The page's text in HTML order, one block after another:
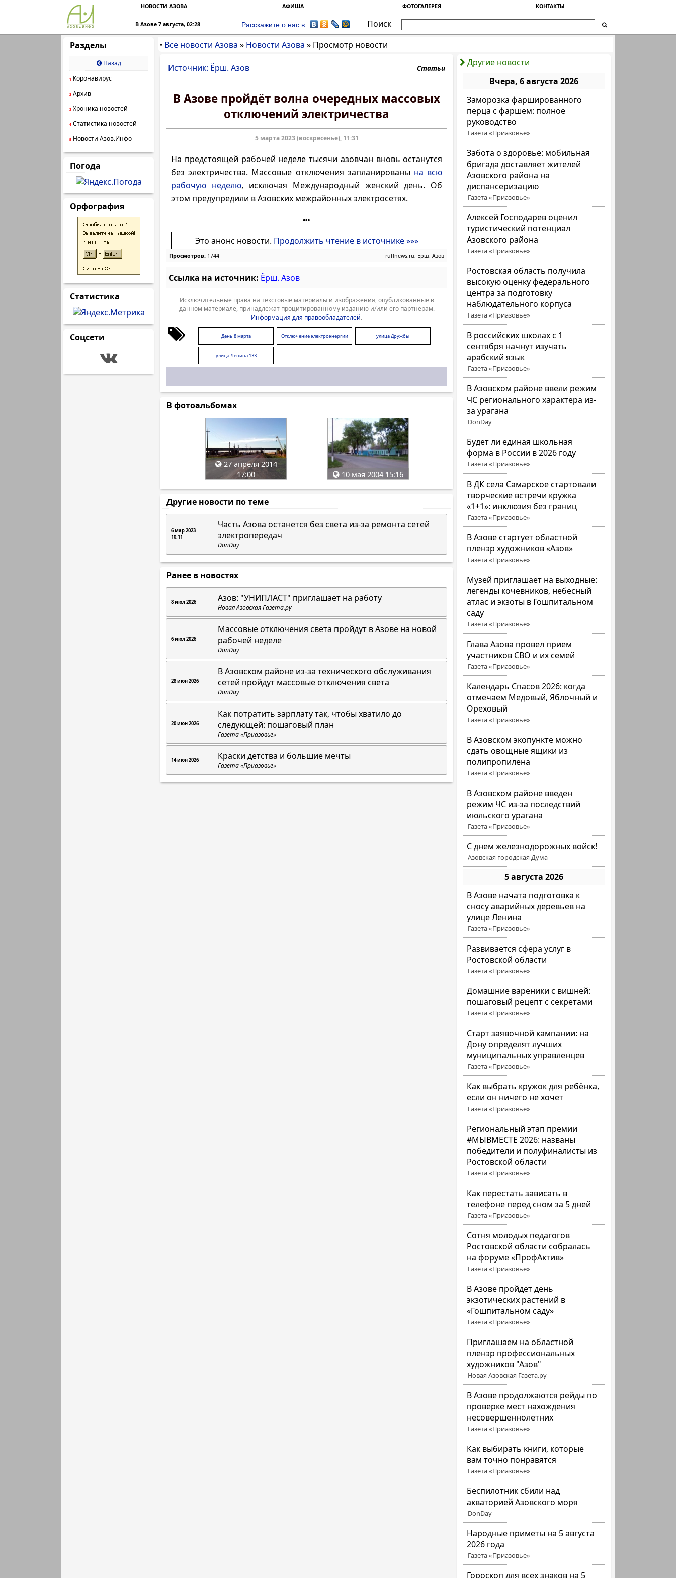
НОВОСТИ АЗОВА АФИША ФОТОГАЛЕРЕЯ КОНТАКТЫ
В Азове 7 августа, 02:28 Расскажите о нас в
Поиск
Разделы
Назад
1 Коронавирус
2 Архив
3 Хроника новостей
4 Статистика новостей
5 Новости Азов.Инфо
Погода
Орфография
Статистика
Соцсети
• Все новости Азова » Новости Азова » Просмотр новости
Другие новости
Вчера, 6 августа 2026
Заморозка фаршированного
перца с фаршем: полное
руководство
Газета «Приазовье»
Забота о здоровье: мобильная
бригада доставляет жителей
Азовского района на
диспансеризацию
Газета «Приазовье»
Алексей Господарев оценил
туристический потенциал
Азовского района
Газета «Приазовье»
Ростовская область получила
высокую оценку федерального
центра за подготовку
наблюдательного корпуса
Газета «Приазовье»
В российских школах с 1
сентября начнут изучать
арабский язык
Газета «Приазовье»
В Азовском районе ввели режим
ЧС регионального характера из-
за урагана
DonDay
Будет ли единая школьная
форма в России в 2026 году
Газета «Приазовье»
В ДК села Самарское стартовали
творческие встречи кружка
«1+1»: инклюзия без границ
Газета «Приазовье»
В Азове стартует областной
пленэр художников «Азов»
Газета «Приазовье»
Музей приглашает на выходные:
легенды кочевников, небесный
атлас и экзоты в Гошпитальном
саду
Газета «Приазовье»
Глава Азова провел прием
участников СВО и их семей
Газета «Приазовье»
Календарь Спасов 2026: когда
отмечаем Медовый, Яблочный и
Ореховый
Газета «Приазовье»
В Азовском экопункте можно
сдать овощные ящики из
полипропилена
Газета «Приазовье»
В Азовском районе введен
режим ЧС из-за последствий
июльского урагана
Газета «Приазовье»
С днем железнодорожных войск!
Азовская городская Дума
5 августа 2026
В Азове начата подготовка к
сносу аварийных деревьев на
улице Ленина
Газета «Приазовье»
Развивается сфера услуг в
Ростовской области
Газета «Приазовье»
Домашние вареники с вишней:
пошаговый рецепт с секретами
Газета «Приазовье»
Старт заявочной кампании: на
Дону определят лучших
муниципальных управленцев
Газета «Приазовье»
Как выбрать кружок для ребёнка,
если он ничего не хочет
Газета «Приазовье»
Региональный этап премии
#МЫВМЕСТЕ 2026: названы
победители и полуфиналисты из
Ростовской области
Газета «Приазовье»
Как перестать зависать в
телефоне перед сном за 5 дней
Газета «Приазовье»
Сотня молодых педагогов
Ростовской области собралась
на форуме «ПрофАктив»
Газета «Приазовье»
В Азове пройдет день
экзотических растений в
«Гошпитальном саду»
Газета «Приазовье»
Приглашаем на областной
пленэр профессиональных
художников "Азов"
Новая Азовская Газета.ру
В Азове продолжаются рейды по
проверке мест нахождения
несовершеннолетних
Газета «Приазовье»
Как выбирать книги, которые
вам точно понравятся
Газета «Приазовье»
Беспилотник сбили над
акваторией Азовского моря
DonDay
Народные приметы на 5 августа
2026 года
Газета «Приазовье»
Гороскоп для всех знаков на 5
Источник: Ёрш. Азов Статьи
В Азове пройдёт волна очередных массовых
отключений электричества
5 марта 2023 (воскресенье), 11:31
На предстоящей рабочей неделе тысячи азовчан вновь останутся
без электричества. Массовые отключения запланированы на всю
рабочую неделю, исключая Международный женский день. Об
этом предупредили в Азовских межрайонных электросетях.
Это анонс новости. Продолжить чтение в источнике »»»
Просмотров: 1744 ruffnews.ru, Ёрш. Азов
Ссылка на источник: Ёрш. Азов
Исключительные права на текстовые материалы и изображения, опубликованные в
данном материале, принадлежат процитированному изданию и/или его партнерам.
Информация для правообладателей.
День 8 марта Отключение электроэнергии улица Дружбы
улица Ленина 133
В фотоальбомах
27 апреля 2014
17:00
10 мая 2004 15:16
Другие новости по теме
6 мар 2023
10:11
Часть Азова останется без света из-за ремонта сетей
электропередач
DonDay
Ранее в новостях
8 июл 2026 Азов: "УНИПЛАСТ" приглашает на работу
Новая Азовская Газета.ру
6 июл 2026
Массовые отключения света пройдут в Азове на новой
рабочей неделе
DonDay
28 июн 2026
В Азовском районе из-за технического обслуживания
сетей пройдут массовые отключения света
DonDay
20 июн 2026
Как потратить зарплату так, чтобы хватило до
следующей: пошаговый план
Газета «Приазовье»
14 июн 2026 Краски детства и большие мечты
Газета «Приазовье»